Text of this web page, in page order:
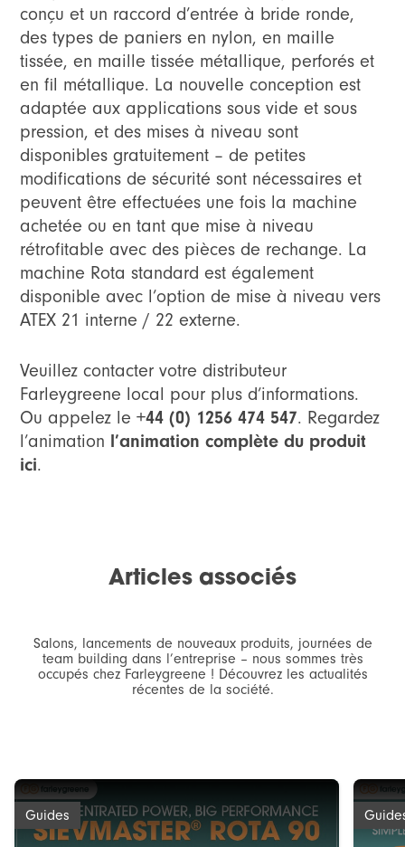
conçu et un raccord d’entrée à bride ronde,
des types de paniers en nylon, en maille
tissée, en maille tissée métallique, perforés et
en fil métallique. La nouvelle conception est
adaptée aux applications sous vide et sous
pression, et des mises à niveau sont
disponibles gratuitement – de petites
modifications de sécurité sont nécessaires et
peuvent être effectuées une fois la machine
achetée ou en tant que mise à niveau
rétrofitable avec des pièces de rechange. La
machine Rota standard est également
disponible avec l’option de mise à niveau vers
ATEX 21 interne / 22 externe.
Veuillez contacter votre distributeur
Farleygreene local pour plus d’informations.
Ou appelez le+44 (0) 1256 474 547. Regardez
l’animation l’animation complète du produit
ici.
Articles associés
Salons, lancements de nouveaux produits, journées de
team building dans l’entreprise – nous sommes très
occupés chez Farleygreene ! Découvrez les actualités
récentes de la société.
Guides